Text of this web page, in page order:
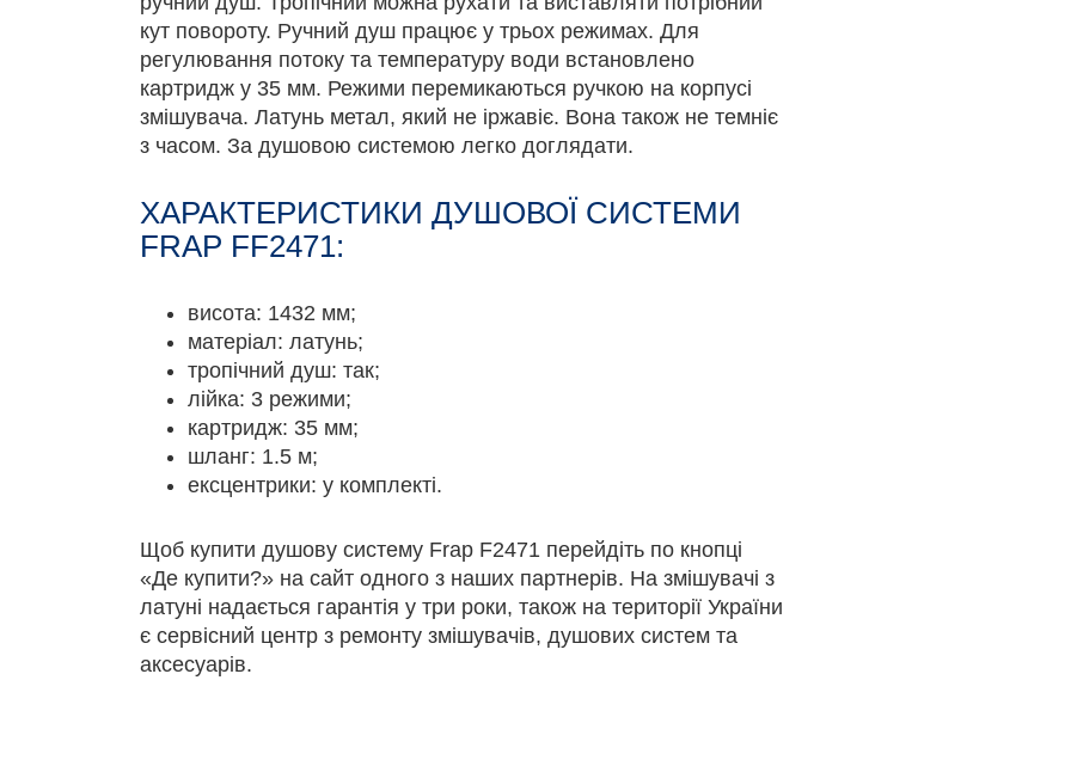
кут повороту. Ручний душ працює у трьох режимах. Для
регулювання потоку та температуру води встановлено
картридж у 35 мм. Режими перемикаються ручкою на корпусі
змішувача. Латунь метал, який не іржавіє. Вона також не темніє
з часом. За душовою системою легко доглядати.
ХАРАКТЕРИСТИКИ ДУШОВОЇ СИСТЕМИ
FRAP FF2471:
висота: 1432 мм;
матеріал: латунь;
тропічний душ: так;
лійка: 3 режими;
картридж: 35 мм;
шланг: 1.5 м;
ексцентрики: у комплекті.
Щоб купити душову систему Frap F2471 перейдіть по кнопці
«Де купити?» на сайт одного з наших партнерів. На змішувачі з
латуні надається гарантія у три роки, також на території України
є сервісний центр з ремонту змішувачів, душових систем та
аксесуарів.